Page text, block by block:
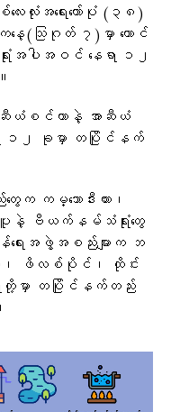
းလုံးအရေးတော်ပုံ (၃၈)
ေ့(သြဂုတ် ၇)မှာ တောင်
းအပါအဝင် နေရာ ၁၂
ယံစင်တာနဲ့ အာဆီယံ
ာ ၁၂ ခုမှာ တပြိုင်နက်
ကမ္ဘောဒီးယား၊
ပူနဲ့ ဗီယက်နမ်သံရုံးတွေ
ရေးအဖွဲ့အစည်းများက ဘ
ာ၊ ဖိလစ်ပိုင်၊ ထိုင်း
ေ့တို့မှာ တပြိုင်နက်တည်း